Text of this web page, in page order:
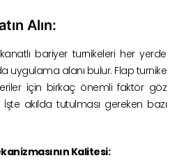
Alın:
kanatlı bariyer turnikeleri her yerde
uygulama alanı bulur. Flap turnike
için birkaç önemli faktör göz
akılda tutulması gereken bazı
Kalitesi: